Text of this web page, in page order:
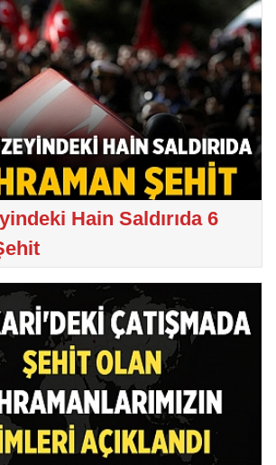
Hain Saldırıda 6